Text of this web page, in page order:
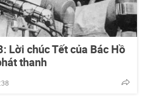
Lời chúc Tết của Bác Hồ
thanh